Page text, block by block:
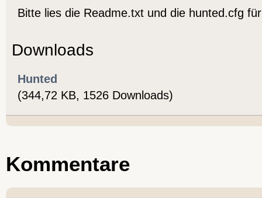
Bitte lies die Readme.txt und die hunted.cfg
Downloads
Hunted
(344,72 KB, 1526 Downloads)
Kommentare